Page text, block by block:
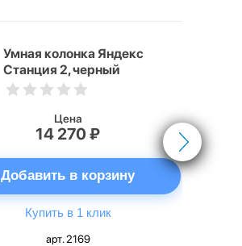
Умная колонка Яндекс
Станция 2, черный
Цена
14 270 ₽
Добавить в корзину
Купить в 1 клик
арт. 2169